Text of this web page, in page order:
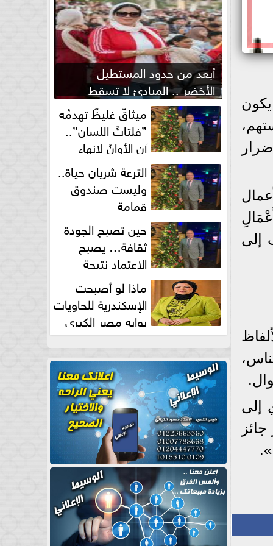
إلى
إلى
أبعد من حدود المستطيل
الأخضر .. المبادئ لا تسقط
بصفارة الحكم ميثاقٌ غليظٌ تهدمُه
”فلتاتُ اللسان”..
آن الأوانُ لإنهاءِ
فوضى الطلاق الشفهي!الترعة شريان حياة..
وليست صندوق
قمامة
حين تصبح الجودة
ثقافة… يصبح
الاعتماد نتيجة
طبيعية
ماذا لو أصبحت
الإسكندرية للحاويات
بوابه مصر الكبري
للتجارة العالمية بقلم د...